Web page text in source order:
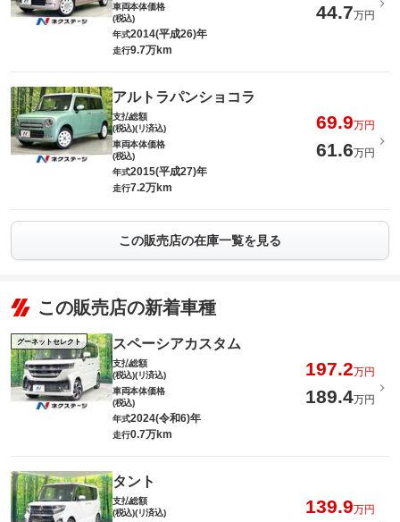
車両本体価格
(税込)
44.7万円
年式2014(平成26)年
走行9.7万km
アルトラパンショコラ
支払総額
(税込)(リ済込)
69.9万円
車両本体価格
(税込)
61.6万円
年式2015(平成27)年
走行7.2万km
この販売店の在庫一覧を見る
この販売店の新着車種
グーネットセレクト スペーシアカスタム
支払総額
(税込)(リ済込)
197.2万円
車両本体価格
(税込)
189.4万円
年式2024(令和6)年
走行0.7万km
タント
支払総額
(税込)(リ済込)
139.9万円